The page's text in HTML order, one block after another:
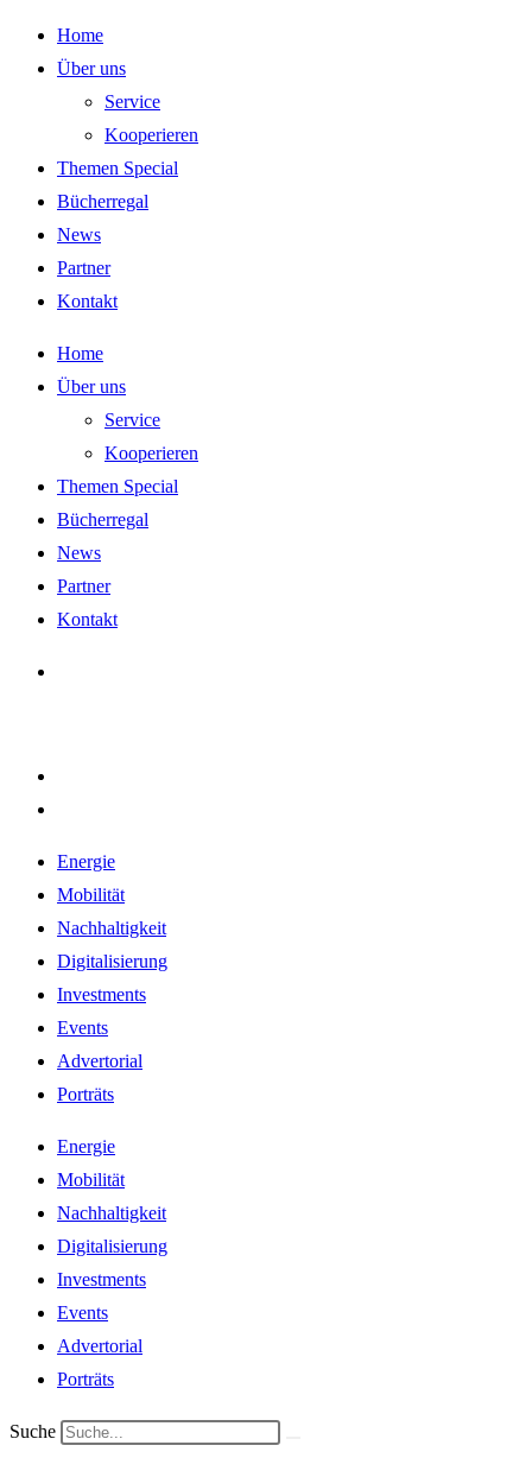
Zum
Inhalt
Home
Über uns
Service
Kooperieren
Themen Special
Bücherregal
News
Partner
Kontakt
Home
Über uns
Service
Kooperieren
Themen Special
Bücherregal
News
Partner
Kontakt
Energie
Mobilität
Nachhaltigkeit
Digitalisierung
Investments
Events
Advertorial
Porträts
Energie
Mobilität
Nachhaltigkeit
Digitalisierung
Investments
Events
Advertorial
Porträts
Suche